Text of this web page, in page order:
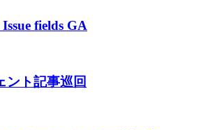
fields GA
ント記事巡回